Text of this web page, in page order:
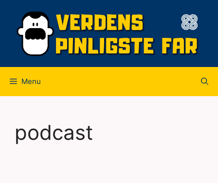
indhold
Menu
podcast